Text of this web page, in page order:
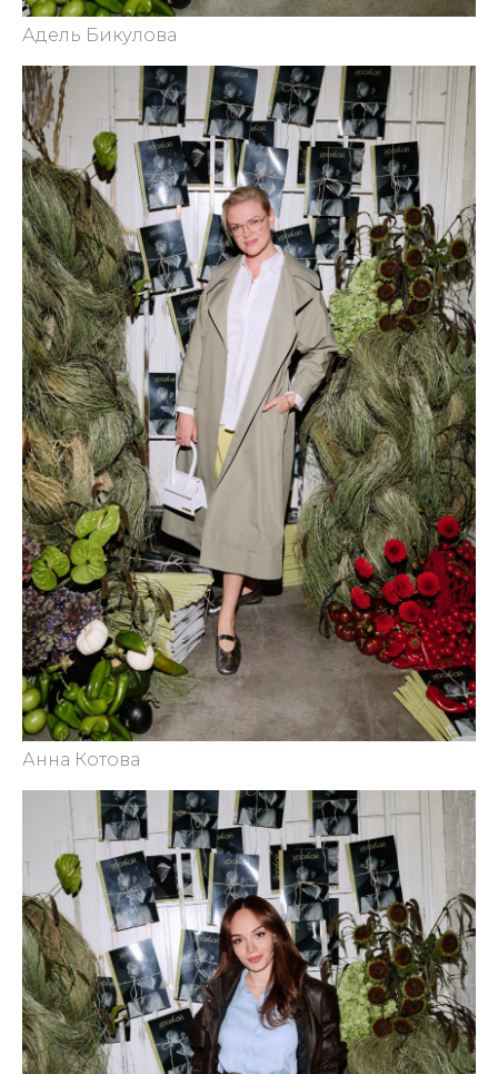
Адель Бикулова
Анна Котова